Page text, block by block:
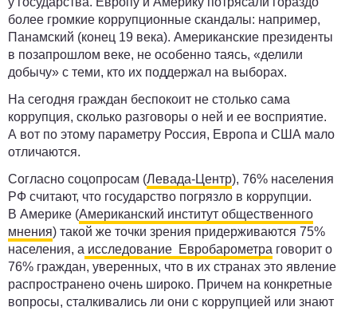
более громкие коррупционные скандалы: например,
Панамский (конец 19 века). Американские президенты
в позапрошлом веке, не особенно таясь, «делили
добычу» с теми, кто их поддержал на выборах.
На сегодня граждан беспокоит не столько сама
коррупция, сколько разговоры о ней и ее восприятие.
А вот по этому параметру Россия, Европа и США мало
отличаются.
Согласно соцопросам (Левада-Центр), 76% населения
РФ считают, что государство погрязло в коррупции.
В Америке (Американский институт общественного
мнения) такой же точки зрения придерживаются 75%
населения, а исследование Евробарометра говорит о
76% граждан, уверенных, что в их странах это явление
распространено очень широко. Причем на конкретные
вопросы, сталкивались ли они с коррупцией или знают